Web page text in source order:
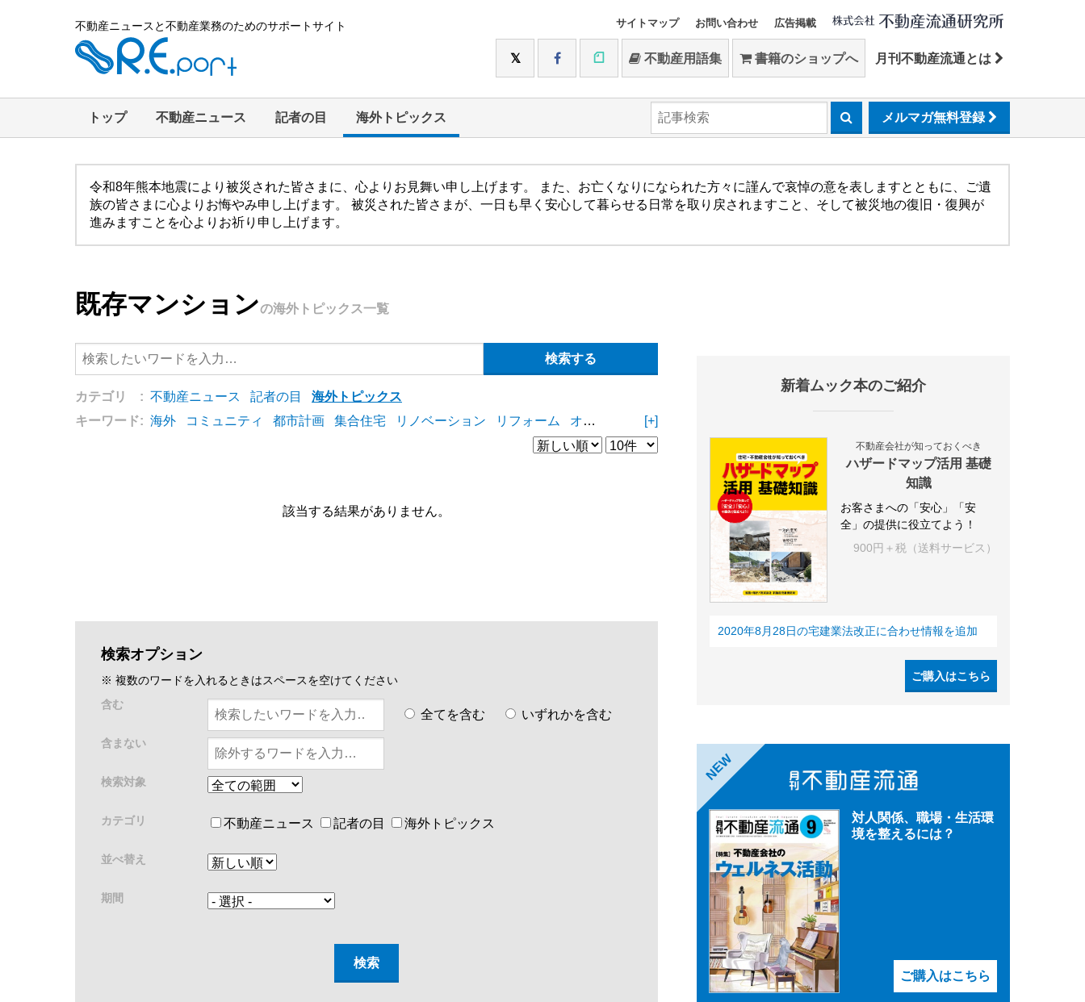
不動産ニュースと不動産業務のためのサポートサイト サイトマップ お問い合わせ 広告掲載
不動産用語集 書籍のショップへ 月刊不動産流通とは
トップ 不動産ニュース 記者の目 海外トピックス メルマガ無料登録
令和8年熊本地震により被災された皆さまに、心よりお見舞い申し上げます。 また、お亡くなりになられた方々に謹んで哀悼の意を表しますとともに、ご遺
族の皆さまに心よりお悔やみ申し上げます。 被災された皆さまが、一日も早く安心して暮らせる日常を取り戻されますこと、そして被災地の復旧・復興が
進みますことを心よりお祈り申し上げます。
既存マンションの海外トピックス一覧
カテゴリ : 不動産ニュース 記者の目
海外トピックス
キーワード: 海外 コミュニティ 都市計画 集合住宅 リノベーション リフォーム オープンスペース [+]
該当する結果がありません。
検索オプション
※ 複数のワードを入れるときはスペースを空けてください
含む
全てを含む いずれかを含む
含まない
検索対象
カテゴリ 不動産ニュース 記者の目 海外トピックス
並べ替え
期間
新着ムック本のご紹介
不動産会社が知っておくべき
ハザードマップ活用 基礎
知識
お客さまへの「安心」「安
全」の提供に役立てよう！
900円＋税（送料サービス）
2020年8月28日の宅建業法改正に合わせ情報を追加
ご購入はこちら
NEW
対人関係、職場・生活環
境を整えるには？
ご購入はこちら